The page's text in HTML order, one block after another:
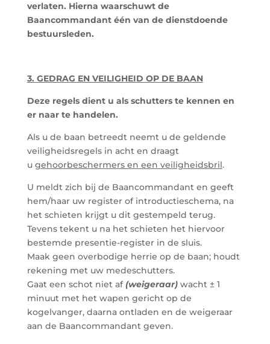
verlaten. Hierna waarschuwt de
Baancommandant één van de dienstdoende
bestuursleden.
3. GEDRAG EN VEILIGHEID OP DE BAAN
Deze regels dient u als schutters te kennen en
er naar te handelen.
Als u de baan betreedt neemt u de geldende
veiligheidsregels in acht en draagt
u gehoorbeschermers en een veiligheidsbril.
U meldt zich bij de Baancommandant en geeft
hem/haar uw register of introductieschema, na
het schieten krijgt u dit gestempeld terug.
Tevens tekent u na het schieten het hiervoor
bestemde presentie-register in de sluis.
Maak geen overbodige herrie op de baan; houdt
rekening met uw medeschutters.
Gaat een schot niet af(weigeraar)wacht ± 1
minuut met het wapen gericht op de
kogelvanger, daarna ontladen en de weigeraar
aan de Baancommandant geven.